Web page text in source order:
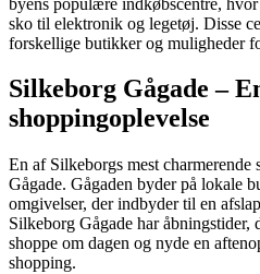
sko til elektronik og legetøj. Disse
forskellige butikker og muligheder
Silkeborg Gågade –
shoppingoplevelse
En af Silkeborgs mest
Gågade. Gågaden byder på lokale
omgivelser, der indbyder til en
Silkeborg Gågade har åbningstider,
shoppe om dagen og nyde en
shopping.